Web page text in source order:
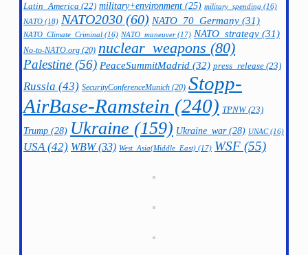
Latin_America (22) military+environment (25) military_spending (16)
NATO (18) NATO2030 (60) NATO_70_Germany (31)
NATO_Climate_Criminal (16) NATO_maneuver(17) NATO_strategy (31)
No-to-NATO.org (20) nuclear_weapons (80)
Palestine (56) PeaceSummitMadrid (32) press_release (23)
Russia (43) SecurityConferenceMunich (20) Stopp-
AirBase-Ramstein (240) TPNW(23)
Trump (28) Ukraine (159) Ukraine_war(28) UNAC(16)
USA(42) WBW(33) West_Asia(Middle_East) (17) WSF (55)